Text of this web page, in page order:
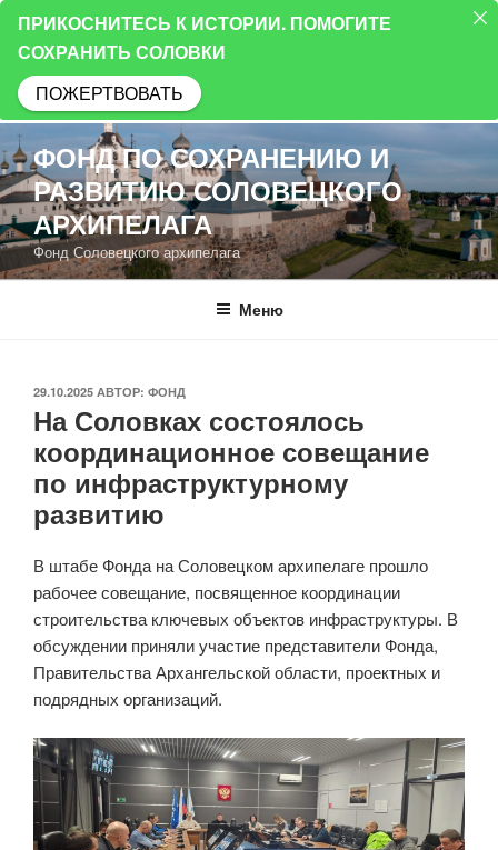
Перейти
к
содержимому
ФОНД ПО СОХРАНЕНИЮ И
РАЗВИТИЮ СОЛОВЕЦКОГО
АРХИПЕЛАГА
Фонд Соловецкого архипелага
Меню
ОПУБЛИКОВАНО
29.10.2025 АВТОР: ФОНД
На Соловках состоялось
координационное совещание
по инфраструктурному
развитию
В штабе Фонда на Соловецком архипелаге прошло
рабочее совещание, посвященное координации
строительства ключевых объектов инфраструктуры. В
обсуждении приняли участие представители Фонда,
Правительства Архангельской области, проектных и
подрядных организаций.
ПРИКОСНИТЕСЬ К ИСТОРИИ. ПОМОГИТЕ
СОХРАНИТЬ СОЛОВКИ
ПОЖЕРТВОВАТЬ